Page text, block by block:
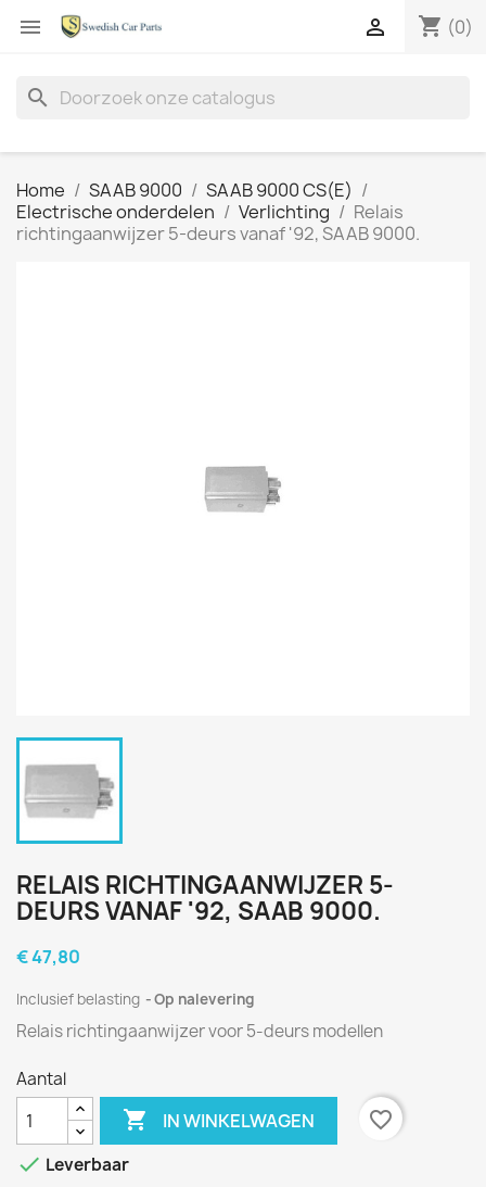
 shopping_cart (0)

search
Home SAAB 9000
SAAB 9000 CS(E)
Electrische onderdelen
Verlichting
Relais
richtingaanwijzer 5-deurs vanaf '92, SAAB 9000.
RELAIS RICHTINGAANWIJZER 5-
DEURS VANAF '92, SAAB 9000.
€ 47,80
Inclusief belasting Op nalevering
Relais richtingaanwijzer voor 5-deurs modellen
Aantal
 IN WINKELWAGEN
favorite_border
 Leverbaar